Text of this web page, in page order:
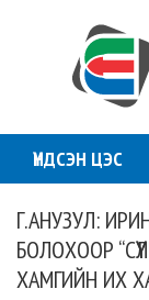
ҮНДСЭН ЦЭС
Г.АНУЗУЛ:
БОЛОХООР
ХАМГИЙН ИХ